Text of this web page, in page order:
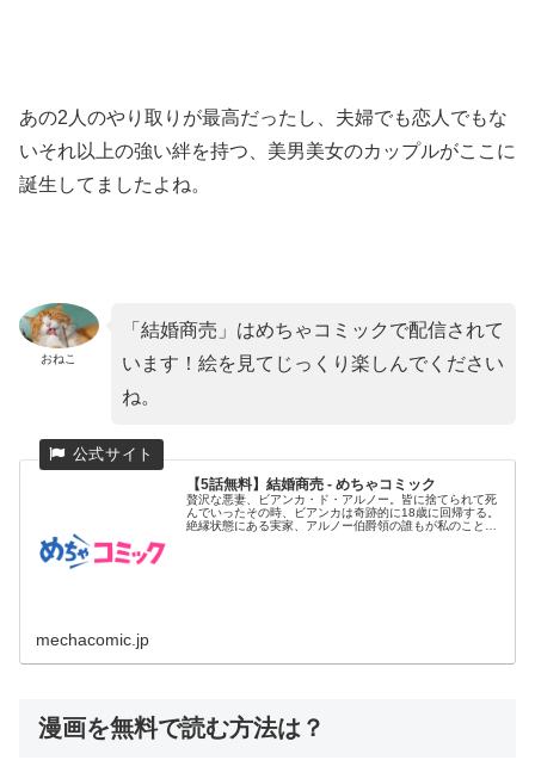
あの2人のやり取りが最高だったし、夫婦でも恋人でもな
いそれ以上の強い絆を持つ、美男美女のカップルがここに
誕生してましたよね。
おねこ
「結婚商売」はめちゃコミックで配信されて
います！絵を見てじっくり楽しんでください
ね。
【5話無料】結婚商売 - めちゃコミック
贅沢な悪妻、ビアンカ・ド・アルノー。皆に捨てられて死
んでいったその時、ビアンカは奇跡的に18歳に回帰する。
絶縁状態にある実家、アルノー伯爵領の誰もが私のことを
mechacomic.jp
漫画を無料で読む方法は？